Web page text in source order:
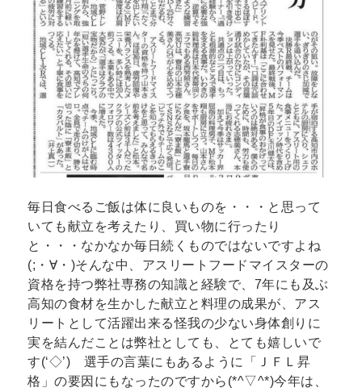
毎日食べるご飯は体に良いものを・・・と思って
いても献立を考えたり、買い物に行ったり
と・・・なかなか毎日続くものではないですよね
(;・∀・)そんな中、アスリートフードマイスターの
資格を持つ弊社専務の知識と経験で、7年にも及ぶ
高知の食材を生かした献立と料理の成果が、アス
リートとして活躍出来る怪我の少ない身体創りに
実を結んだことは弊社としても、とても嬉しいで
す(‘◇’)ゞ選手の言葉にもあるように「ＪＦＬ昇
格」の要因にもなったのですから(*^▽^*)今年は、